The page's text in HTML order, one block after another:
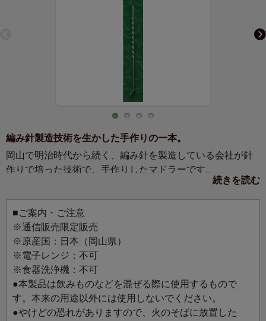
編み針製造技術を生かした手作りの一本。
岡山で明治時代から続く、編み針を製造している会社が針
作りで培った技術で、手作りしたマドラーです。
できあがったアイスティーなどの味見ができるよう、スプ
ーン形状になっています。編み針を思わせる先端部分は、
キッチンでの収納時に引っ掛けやすく、また、ティーバッ
グを取り出す際にも便利です。
続きを読む
■ご案内・ご注意
※通信販売限定販売
※原産国：日本（岡山県）
※電子レンジ：不可
※食器洗浄機：不可
●本製品は飲みものなどを混ぜる際に使用するもので
す。本来の用途以外には使用しないでください。
●やけどの恐れがありますので、火のそばに放置した